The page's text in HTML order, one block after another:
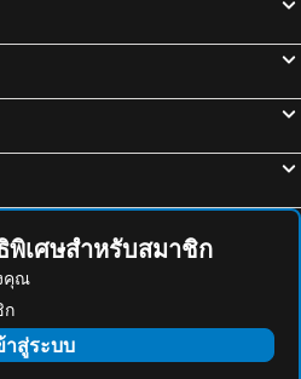
พิเศษสำหรับสมาชิก
คุณ
ก
าสู่ระบบ